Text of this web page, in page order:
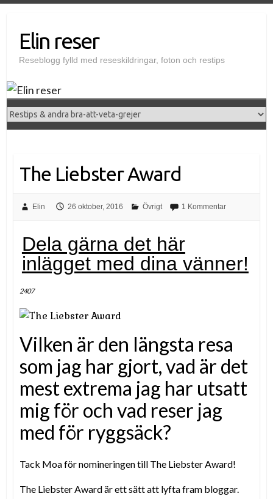
Elin reser
Reseblogg fylld med reseskildringar, foton och restips
The Liebster Award
Elin 26 oktober, 2016 Övrigt 1 Kommentar
Dela gärna det här
inlägget med dina vänner!
2407
Vilken är den längsta resa
som jag har gjort, vad är det
mest extrema jag har utsatt
mig för och vad reser jag
med för ryggsäck?
Tack Moa för nomineringen till The Liebster Award!
The Liebster Awardär ett sätt att lyfta fram bloggar.